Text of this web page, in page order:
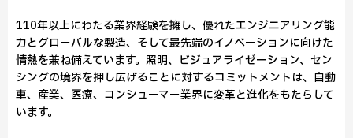
110年以上にわたる業界経験を擁し、優れたエンジニアリング能
力とグローバルな製造、そして最先端のイノベーションに向けた
情熱を兼ね備えています。照明、ビジュアライゼーション、セン
シングの境界を押し広げることに対するコミットメントは、自動
車、産業、医療、コンシューマー業界に変革と進化をもたらして
います。